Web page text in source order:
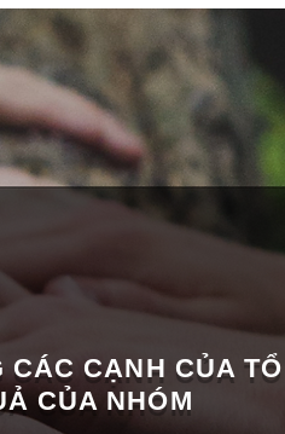
CẠNH CỦA TỔ
CỦA NHÓM